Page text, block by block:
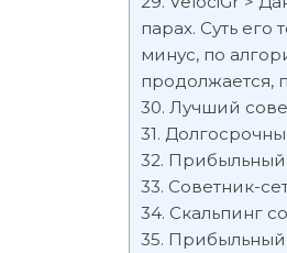
парах. Суть его
минус, по
продолжается,
Лучший
Прибыльный
Советник-
Скальпинг
Прибыльный